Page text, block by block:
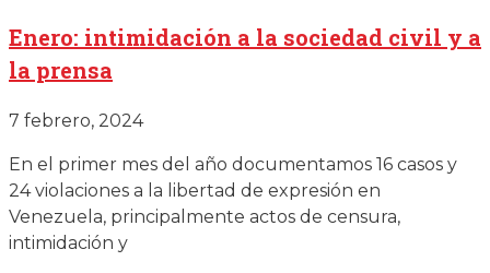
Enero: intimidación a la sociedad civil y a
la prensa
7 febrero, 2024
En el primer mes del año documentamos 16 casos y
24 violaciones a la libertad de expresión en
Venezuela, principalmente actos de censura,
intimidación y